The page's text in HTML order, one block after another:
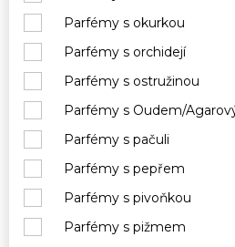
Parfémy s okurkou
Parfémy s orchidejí
Parfémy s ostružinou
Parfémy s Oudem/
Parfémy s pačuli
Parfémy s pepřem
Parfémy s pivoňkou
Parfémy s pižmem